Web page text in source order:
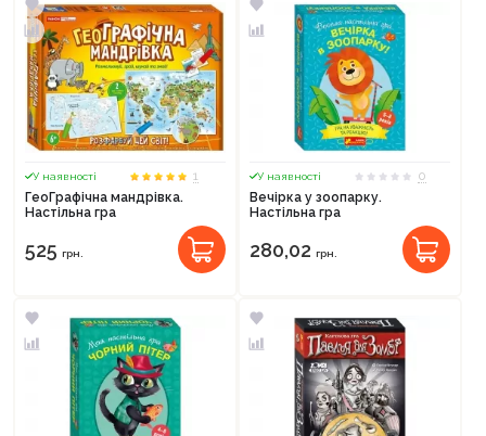
У наявності
1
ГеоГрафічна мандрівка.
Настільна гра
525 грн.
У наявності
0
Вечірка у зоопарку.
Настільна гра
280,02 грн.